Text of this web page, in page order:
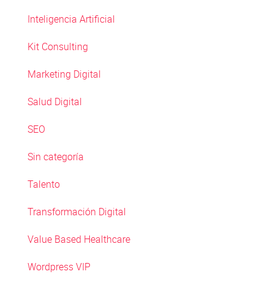
Inteligencia Artificial
Kit Consulting
Marketing Digital
Salud Digital
SEO
Sin categoría
Talento
Transformación Digital
Value Based Healthcare
Wordpress VIP